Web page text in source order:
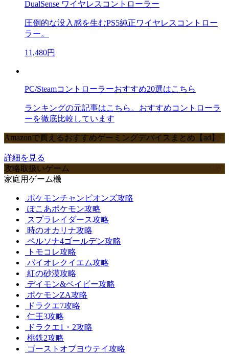
DualSense ワイヤレスコントローラー
圧倒的な没入感を生むPS5純正ワイヤレスコントロー
ラー。
11,480円
PC/Steamコントローラーおすすめ20選はこちら
ランキングの元記事はこちら。おすすめコントローラ
ーを徹底比較しています
Amazonで買えるおすすめゲーミングデバイスまとめ【ad】
詳細を見る
攻略取扱いゲーム
家庭用ゲーム機
ポケモンチャンピオンズ攻略
ぽこあポケモン攻略
スプラレイダース攻略
時のオカリナ攻略
ペルソナ4ゴールデン攻略
トモコレ攻略
バイオレクイエム攻略
紅の砂漠攻略
デイモン&ベイビー攻略
ポケモンZA攻略
ドラクエ7攻略
仁王3攻略
ドラクエ1・2攻略
桃鉄2攻略
ゴーストオブヨウテイ攻略